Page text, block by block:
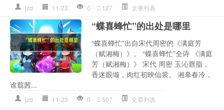
jzd 11-23 0 127 文章列表
“蝶喜蜂忙”的出处是哪里
“蝶喜蜂忙”出自宋代周密的《满庭芳
（赋湘梅）》。 “蝶喜蜂忙”全诗 《满庭
芳（赋湘梅）》 宋代 周密 玉沁唇脂，
香迷眼缬，肉红初映仙裳。 湘皋春冷，
谁翦茜...
jzd 11-23 0 507 文章列表